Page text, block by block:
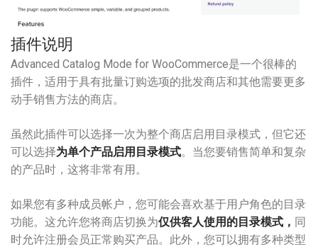
插件说明
Advanced Catalog Mode for WooCommerce是一个很棒的
插件，适用于具有批量订购选项的批发商店和其他需要更多
动手销售方法的商店。
虽然此插件可以选择一次为整个商店启用目录模式，但它还
可以选择为单个产品启用目录模式。当您要销售简单和复杂
的产品时，这将非常有用。
如果您有多种成员帐户，您可能会喜欢基于用户角色的目录
功能。这允许您将商店切换为仅供客人使用的目录模式， 同
时允许注册会员正常购买产品。此外，您可以拥有多种类型